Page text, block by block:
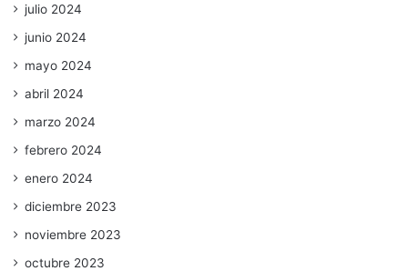
julio 2024
junio 2024
mayo 2024
abril 2024
marzo 2024
febrero 2024
enero 2024
diciembre 2023
noviembre 2023
octubre 2023